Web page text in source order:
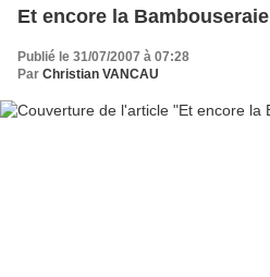
Et encore la Bambouseraie
Publié le 31/07/2007 à 07:28
Par Christian VANCAU